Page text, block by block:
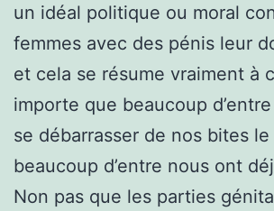
un idéal politique ou moral
femmes avec des pénis leur
et cela se résume vraiment à
importe que beaucoup
se débarrasser de nos bites
beaucoup d’entre nous ont
Non pas que les parties